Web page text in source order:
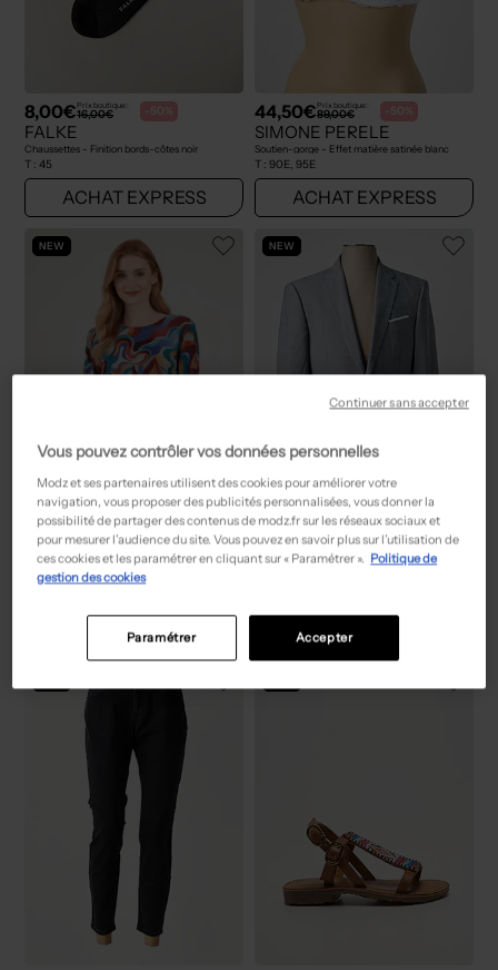
8,00€Prix boutique :
16,00€ -50%
FALKE
Chaussettes - Finition bords-côtes noir
T : 45
ACHAT EXPRESS
44,50€Prix boutique :
89,00€ -50%
SIMONE PERELE
Soutien-gorge - Effet matière satinée blanc
T : 90E, 95E
ACHAT EXPRESS
NEW
24,50€Prix boutique :
49,00€ -50%
NIKI MODE
Pull - Tissage chiné bleu
ACHAT EXPRESS
NEW
99,50€Prix boutique :
199,00€ -50%
HAFNIUM
ACHAT EXPRESS
Vous pouvez contrôler vos données personnelles
Modz et ses partenaires utilisent des cookies pour améliorer votre
navigation, vous proposer des publicités personnalisées, vous donner la
possibilité de partager des contenus de modz.fr sur les réseaux sociaux et
pour mesurer l’audience du site. Vous pouvez en savoir plus sur l’utilisation de
ces cookies et les paramétrer en cliquant sur « Paramétrer ». Politique de
gestion des cookies
Accepter
Paramétrer
Continuer sans accepter